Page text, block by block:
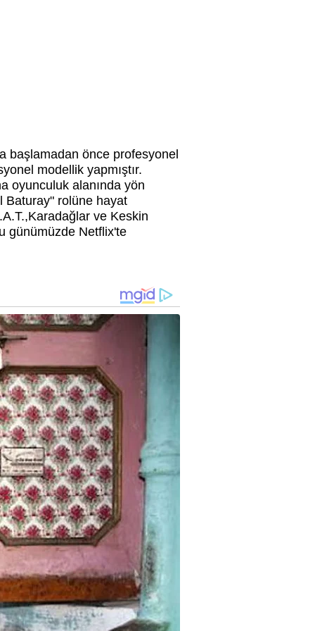
başlamadan önce profesyonel
modellik yapmıştır.
oyunculuk alanında yön
Baturay" rolüne hayat
ve Keskin
günümüzde Netflix'te